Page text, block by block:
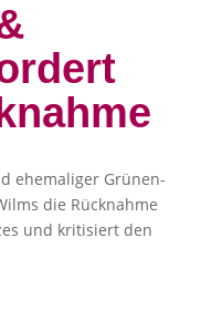
ehemaliger Grünen-
die Rücknahme
und kritisiert den